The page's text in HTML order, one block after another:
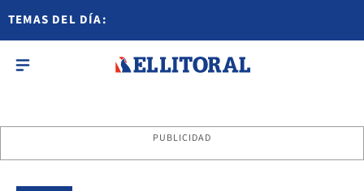
TEMAS DEL DÍA:
PUBLICIDAD